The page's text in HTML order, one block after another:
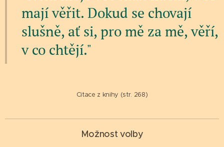
mají věřit. Dokud se chovají
slušně, ať si, pro mě za mě, věří,
v co chtějí."
Citace z knihy (str. 268)
Možnost volby